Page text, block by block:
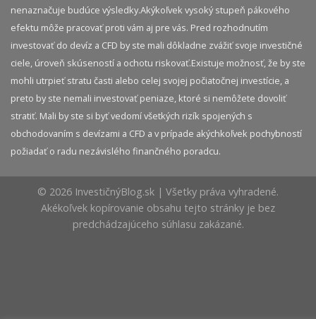
nenaznačuje budúce výsledky.​ Akýkoľvek vysoký stupeň pákového
efektu môže pracovať proti vám aj pre vás. Pred rozhodnutím
investovať do devíz a CFD by ste mali dôkladne zvážiť svoje investičné
ciele, úroveň skúseností a ochotu riskovať.​ Existuje možnosť, že by ste
mohli utrpieť stratu časti alebo celej svojej počiatočnej investície, a
preto by ste nemali investovať peniaze, ktoré si nemôžete dovoliť
stratiť. Mali by ste si byť vedomí všetkých rizík spojených s
obchodovaním s devízami a CFD a v prípade akýchkoľvek pochybností
požiadať o radu nezávislého finančného poradcu.
© 2026 InvestičnýBlog.sk | Všetky práva vyhradené.
Akékoľvek kopírovanie obsahu tejto stránky je bez
predchádzajúceho súhlasu zakázané.